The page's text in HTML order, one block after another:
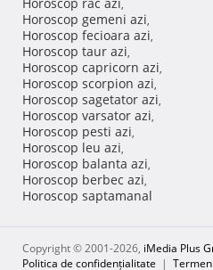
,
Horoscop gemeni azi,
Horoscop fecioara azi,
Horoscop taur azi,
Horoscop capricorn azi,
Horoscop scorpion azi,
Horoscop sagetator azi,
Horoscop varsator azi,
Horoscop pesti azi,
Horoscop leu azi,
Horoscop balanta azi,
Horoscop berbec azi,
Horoscop saptamanal
Copyright © 2001-2026, iMedia Plus
Politica de confidențialitate |